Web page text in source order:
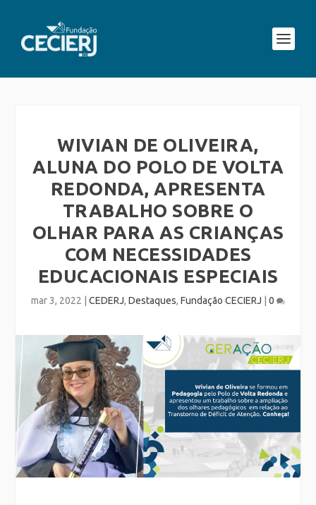
WIVIAN DE OLIVEIRA,
ALUNA DO POLO DE VOLTA
REDONDA, APRESENTA
TRABALHO SOBRE O
OLHAR PARA AS CRIANÇAS
COM NECESSIDADES
EDUCACIONAIS ESPECIAIS
mar 3, 2022 CEDERJ, Destaques, Fundação CECIERJ 0